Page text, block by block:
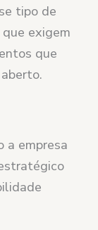
tipo de
exigem
que
a empresa